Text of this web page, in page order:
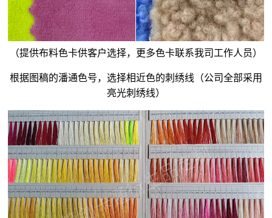
（提供布料色卡供客户选择，更多色卡联系我司工作人员）
根据图稿的潘通色号，选择相近色的刺绣线（公司全部采用
亮光刺绣线）